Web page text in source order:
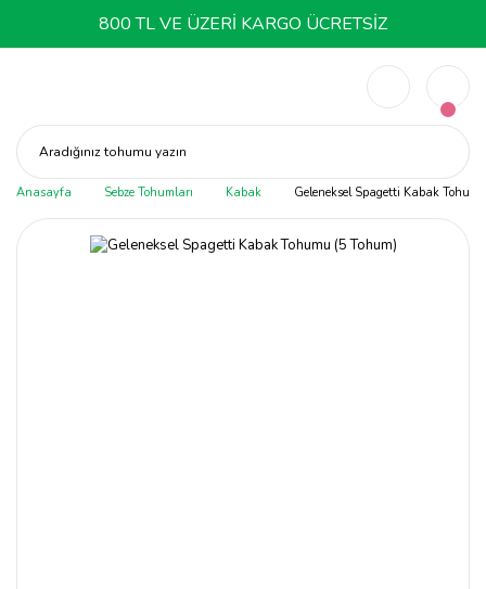
800 TL VE ÜZERİ KARGO ÜCRETSİZ
Aradığınız tohumu yazın
Anasayfa Sebze Tohumları Kabak Geleneksel Spagetti Kabak